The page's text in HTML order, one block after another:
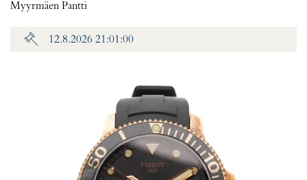
Myyrmäen Pantti
12.8.2026 21:01:00